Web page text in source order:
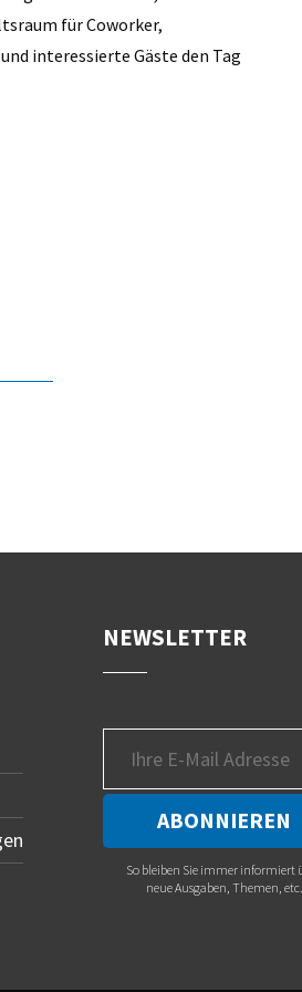
für Coworker,
interessierte Gäste den Tag
DER STILZER
NEWSLETTER
So bleiben Sie immer informiert
neue Ausgaben, Themen, etc.